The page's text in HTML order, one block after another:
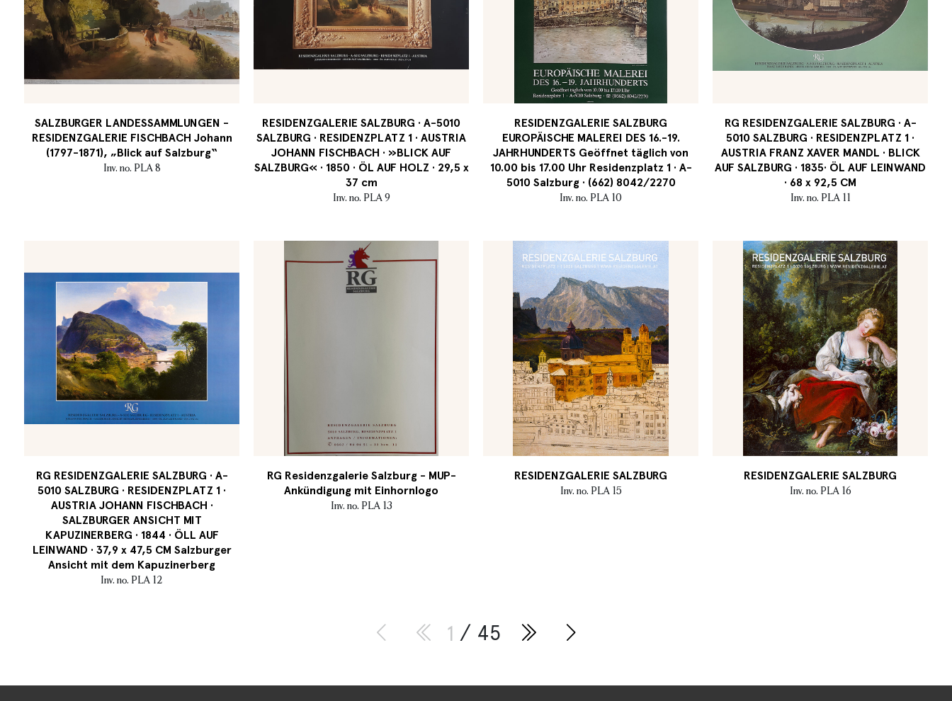
SALZBURGER LANDESSAMMLUNGEN -
RESIDENZGALERIE FISCHBACH Johann
(1797-1871), „Blick auf Salzburg“
Inv. no. PLA 8
RESIDENZGALERIE SALZBURG · A-5010
SALZBURG · RESIDENZPLATZ 1 · AUSTRIA
JOHANN FISCHBACH · »BLICK AUF
SALZBURG« · 1850 · ÖL AUF HOLZ · 29,5 x
37 cm
Inv. no. PLA 9
RESIDENZGALERIE SALZBURG
EUROPÄISCHE MALEREI DES 16.-19.
JAHRHUNDERTS Geöffnet täglich von
10.00 bis 17.00 Uhr Residenzplatz 1 · A-
5010 Salzburg · (662) 8042/2270
Inv. no. PLA 10
RG RESIDENZGALERIE SALZBURG · A-
5010 SALZBURG · RESIDENZPLATZ 1 ·
AUSTRIA FRANZ XAVER MANDL · BLICK
AUF SALZBURG · 1835· ÖL AUF LEINWAND
· 68 x 92,5 CM
Inv. no. PLA 11
RG RESIDENZGALERIE SALZBURG · A-
5010 SALZBURG · RESIDENZPLATZ 1 ·
AUSTRIA JOHANN FISCHBACH ·
SALZBURGER ANSICHT MIT
KAPUZINERBERG · 1844 · ÖLL AUF
LEINWAND · 37,9 x 47,5 CM Salzburger
Ansicht mit dem Kapuzinerberg
Inv. no. PLA 12
RG Residenzgalerie Salzburg - MUP-
Ankündigung mit Einhornlogo
Inv. no. PLA 13
RESIDENZGALERIE SALZBURG
Inv. no. PLA 15
RESIDENZGALERIE SALZBURG
Inv. no. PLA 16
1 / 45